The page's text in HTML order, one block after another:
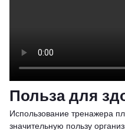
Польза для
Использование тренажера
значительную пользу